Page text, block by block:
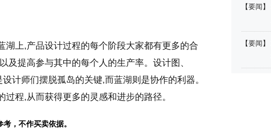
湖上,产品设计过程的每个阶段大家都有更多的合
及提高参与其中的每个人的生产率。设计图、
计师们摆脱孤岛的关键,而蓝湖则是协作的利器。
程,从而获得更多的灵感和进步的路径。
，不作买卖依据。
【要闻】
【要闻】